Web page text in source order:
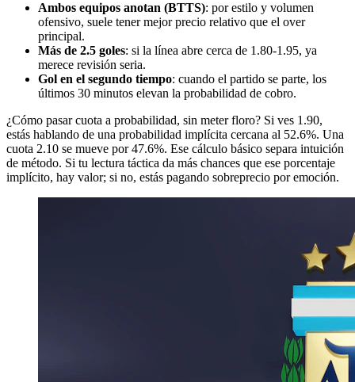
Ambos equipos anotan (BTTS): por estilo y volumen
ofensivo, suele tener mejor precio relativo que el over
principal.
Más de 2.5 goles: si la línea abre cerca de 1.80-1.95, ya
merece revisión seria.
Gol en el segundo tiempo: cuando el partido se parte, los
últimos 30 minutos elevan la probabilidad de cobro.
¿Cómo pasar cuota a probabilidad, sin meter floro? Si ves 1.90,
estás hablando de una probabilidad implícita cercana al 52.6%. Una
cuota 2.10 se mueve por 47.6%. Ese cálculo básico separa intuición
de método. Si tu lectura táctica da más chances que ese porcentaje
implícito, hay valor; si no, estás pagando sobreprecio por emoción.